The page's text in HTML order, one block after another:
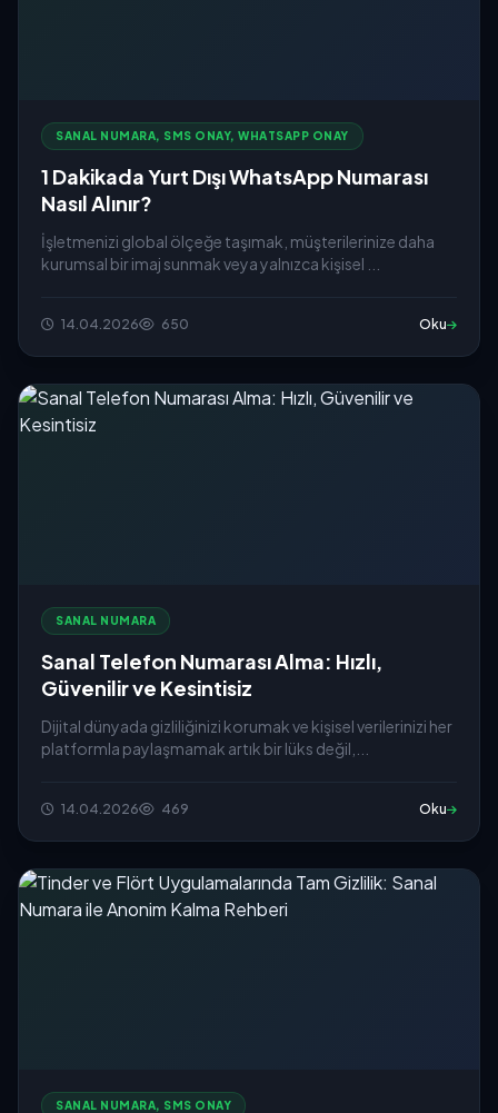
SANAL NUMARA, SMS ONAY, WHATSAPP ONAY
1 Dakikada Yurt Dışı WhatsApp Numarası
Nasıl Alınır?
İşletmenizi global ölçeğe taşımak, müşterilerinize daha
kurumsal bir imaj sunmak veya yalnızca kişisel ...
14.04.2026 650 Oku
SANAL NUMARA
Sanal Telefon Numarası Alma: Hızlı,
Güvenilir ve Kesintisiz
Dijital dünyada gizliliğinizi korumak ve kişisel verilerinizi her
platformla paylaşmamak artık bir lüks değil,...
14.04.2026 469 Oku
SANAL NUMARA, SMS ONAY